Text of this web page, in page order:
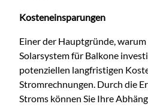
Kosteneinsparungen
Einer der Hauptgründe,
Solarsystem für Balkone
potenziellen langfristigen
Stromrechnungen. Durch die
Stroms können Sie Ihre